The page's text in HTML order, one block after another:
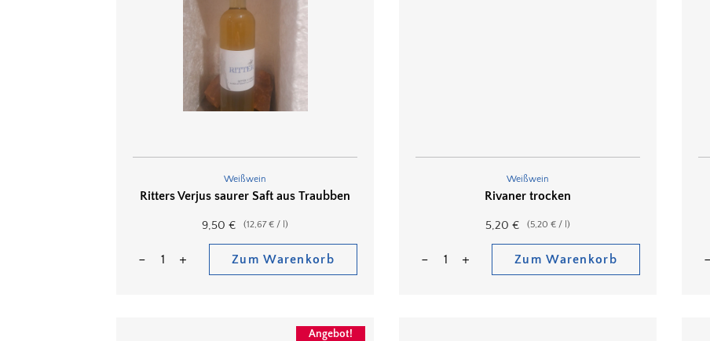
Weißwein
Ritters Verjus saurer Saft aus Traubben
9,50 € (12,67€ / )
Zum Warenkorb
Weißwein
Rivaner trocken
5,20 € (5,20 € / )
Zum Warenkorb
Angebot!